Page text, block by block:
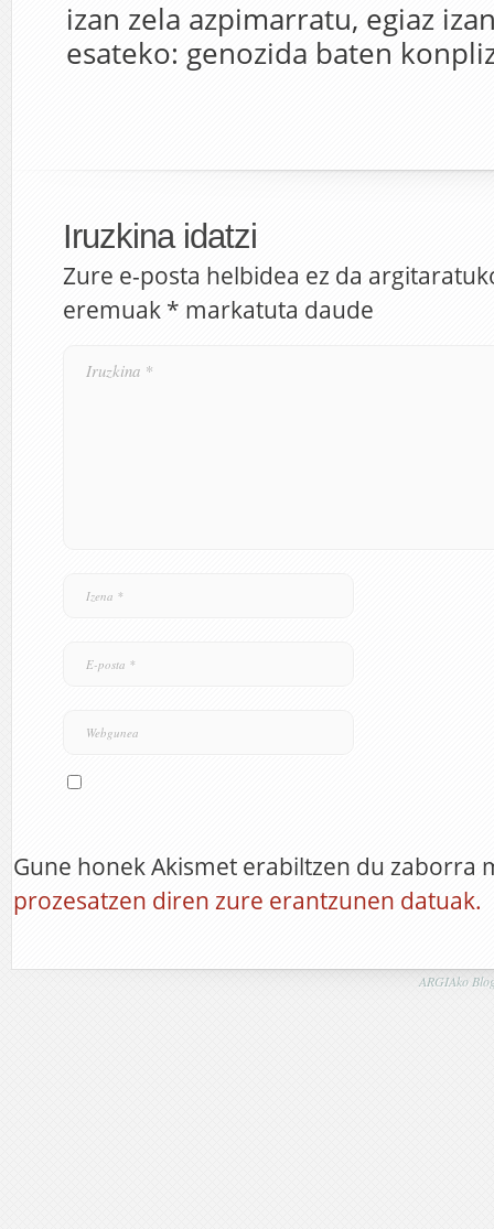
izan zela azpimarratu, egiaz
esateko: genozida baten
Iruzkina idatzi
Zure e-posta helbidea ez da
eremuak * markatuta daude
Gune honek Akismet erabiltzen du zaborra
prozesatzen diren zure erantzunen datuak.
ARGIAko